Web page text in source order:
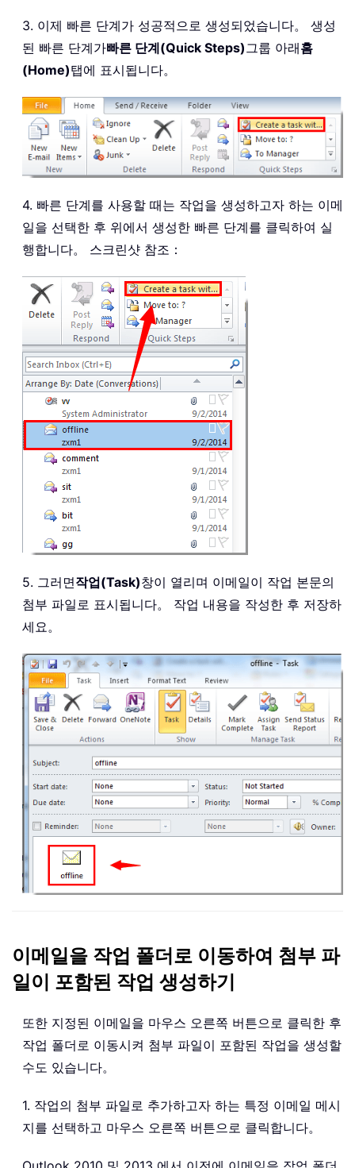
3. 이제 빠른 단계가 성공적으로 생성되었습니다。 생성
된 빠른 단계가빠른 단계(Quick Steps) 그룹 아래홈
(Home)탭에 표시됩니다。
4. 빠른 단계를 사용할 때는 작업을 생성하고자 하는 이메
일을 선택한 후 위에서 생성한 빠른 단계를 클릭하여 실
행합니다。 스크린샷 참조：
5. 그러면작업(Task)창이 열리며 이메일이 작업 본문의
첨부 파일로 표시됩니다。 작업 내용을 작성한 후 저장하
세요。
이메일을 작업 폴더로 이동하여 첨부 파
일이 포함된 작업 생성하기
또한 지정된 이메일을 마우스 오른쪽 버튼으로 클릭한 후
작업 폴더로 이동시켜 첨부 파일이 포함된 작업을 생성할
수도 있습니다。
1. 작업의 첨부 파일로 추가하고자 하는 특정 이메일 메시
지를 선택하고 마우스 오른쪽 버튼으로 클릭합니다。